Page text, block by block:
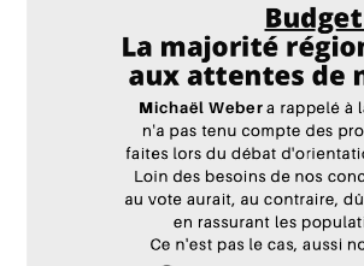
Budget
La majorité régio
aux attentes de
M ic haël We ber